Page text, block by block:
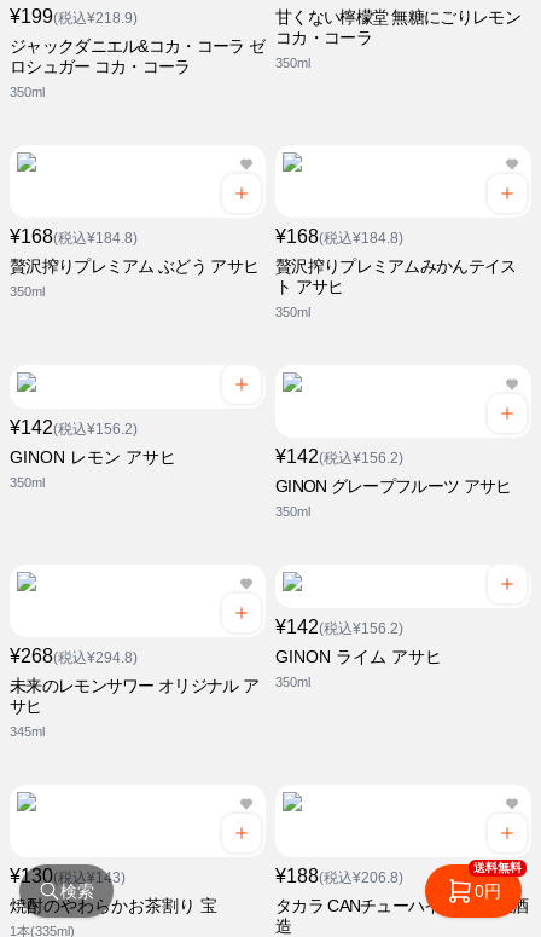
¥199(税込¥218.9)
ジャックダニエル&コカ・コーラ ゼ
ロシュガー コカ・コーラ
350ml
甘くない檸檬堂 無糖にごりレモン
コカ・コーラ
350ml
¥168(税込¥184.8)
贅沢搾りプレミアム ぶどう アサヒ
350ml
¥168(税込¥184.8)
贅沢搾りプレミアムみかんテイス
ト アサヒ
350ml
¥142(税込¥156.2)
GINON レモン アサヒ
350ml
¥142(税込¥156.2)
GINON グレープフルーツ アサヒ
350ml
¥268(税込¥294.8)
未来のレモンサワー オリジナル ア
サヒ
345ml
¥142(税込¥156.2)
GINON ライム アサヒ
350ml
¥130(税込¥143)
焼酎のやわらかお茶割り 宝
1本(335ml)
¥188(税込¥206.8)
タカラ CANチューハイ レモン 宝酒
造
検索
送料無料
0円